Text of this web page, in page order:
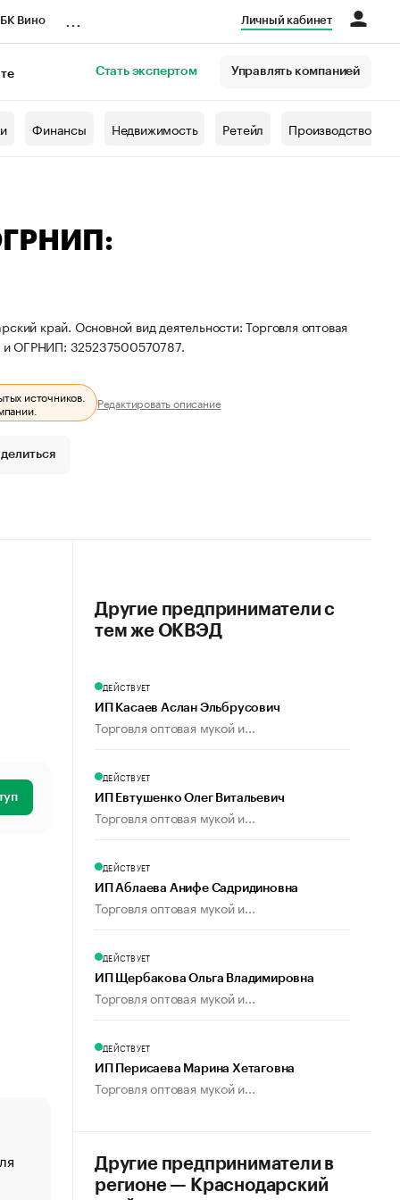
Вино Личный кабинет
Стать экспертом Управлять компанией
Финансы Недвижимость Ретейл Производство
край. Основной вид деятельности: Торговля оптовая
и ОГРНИП: 325237500570787.
источников.
Редактировать описание
«От спорта тело стареет иначе». Как живет глава
создавшей GTA
Другие предприниматели с
тем же ОКВЭД
ДЕЙСТВУЕТ
ИП Касаев Аслан Эльбрусович
Торговля оптовая мукой и...
ДЕЙСТВУЕТ
ИП Евтушенко Олег Витальевич
Торговля оптовая мукой и...
ДЕЙСТВУЕТ
ИП Аблаева Анифе Садридиновна
Торговля оптовая мукой и...
ДЕЙСТВУЕТ
ИП Щербакова Ольга Владимировна
Торговля оптовая мукой и...
ДЕЙСТВУЕТ
ИП Перисаева Марина Хетаговна
Торговля оптовая мукой и...
Другие предприниматели в
регионе — Краснодарский